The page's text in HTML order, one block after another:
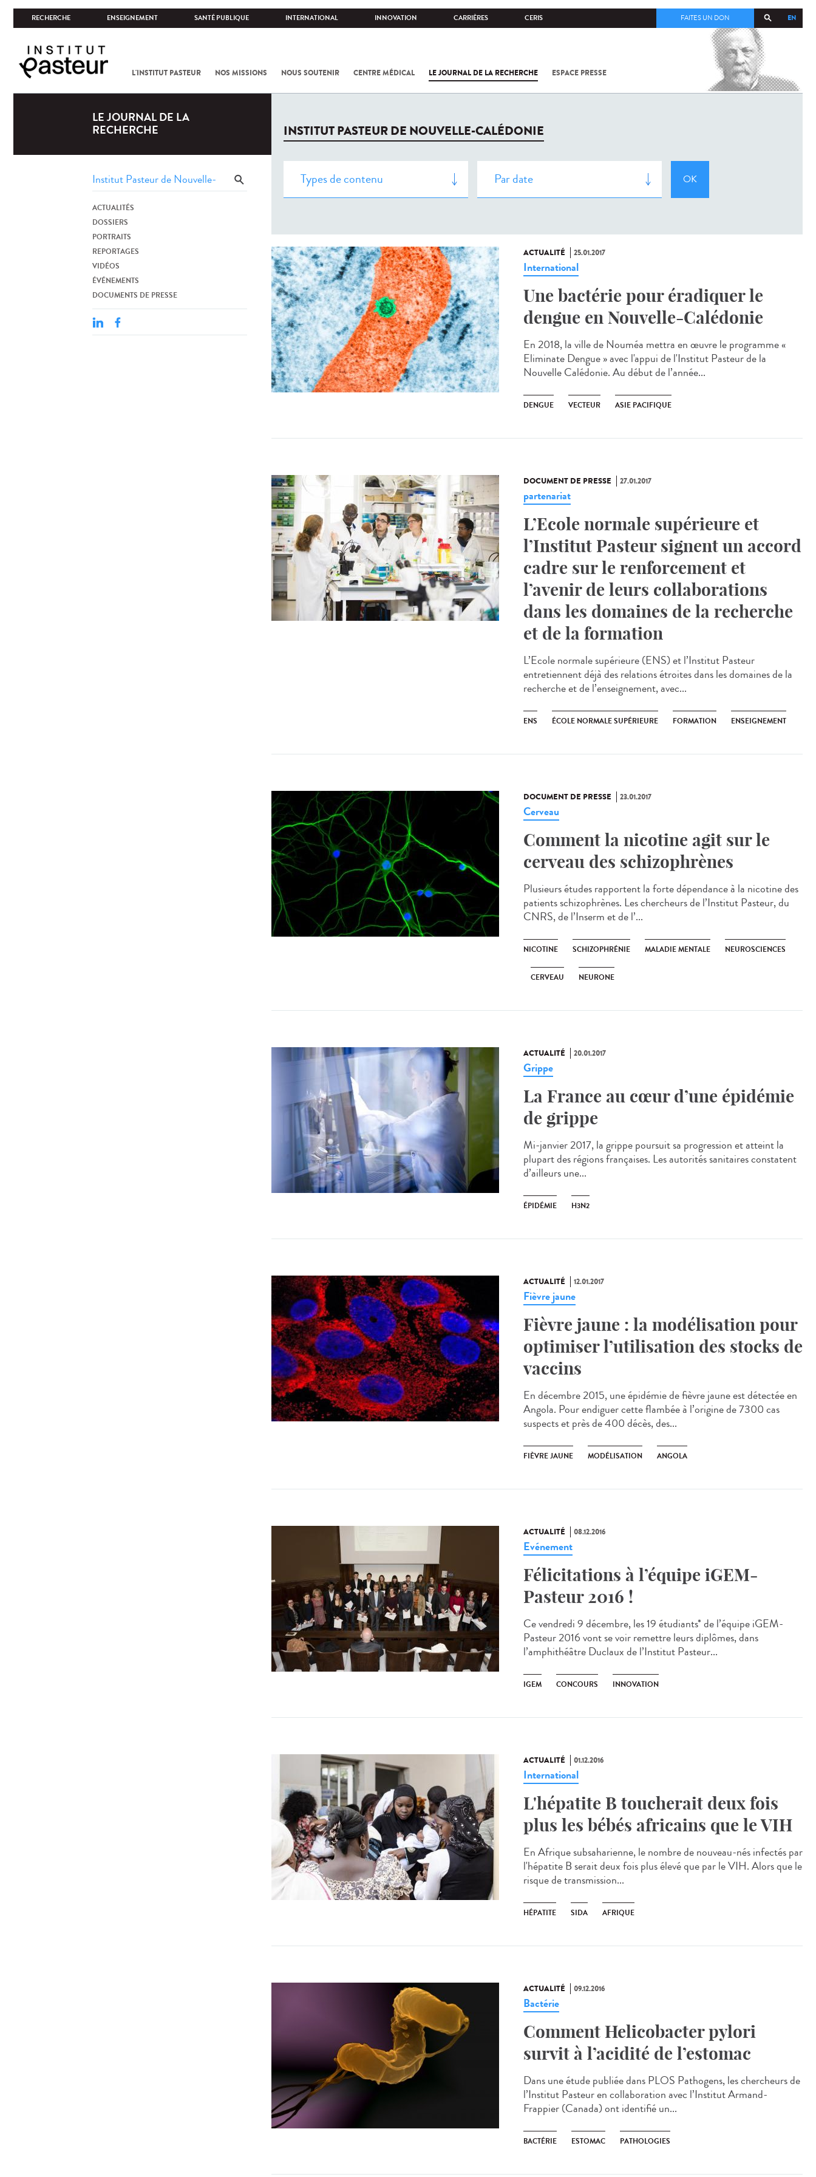
RECHERCHE ENSEIGNEMENT SANTÉ PUBLIQUE INTERNATIONAL INNOVATION CARRIÈRES CERIS EN
FAITES UN DON
L'INSTITUT PASTEUR NOS MISSIONS NOUS SOUTENIR CENTRE MÉDICAL LE JOURNAL DE LA RECHERCHE ESPACE PRESSE
COV-2 /
LE JOURNAL DE LA
RECHERCHE
ACTUALITÉS
DOSSIERS
PORTRAITS
REPORTAGES
VIDÉOS
ÉVÉNEMENTS
DOCUMENTS DE PRESSE
INSTITUT PASTEUR DE NOUVELLE-CALÉDONIE
ACTUALITÉ 25.01.2017
International
Une bactérie pour éradiquer le
dengue en Nouvelle-Calédonie
En 2018, la ville de Nouméa mettra en œuvre le programme «
Eliminate Dengue » avec l'appui de l'Institut Pasteur de la
Nouvelle Calédonie. Au début de l’année...
DENGUE VECTEUR ASIE PACIFIQUE
DOCUMENT DE PRESSE 27.01.2017
partenariat
L’Ecole normale supérieure et
l’Institut Pasteur signent un accord
cadre sur le renforcement et
l’avenir de leurs collaborations
dans les domaines de la recherche
et de la formation
L’Ecole normale supérieure (ENS) et l’Institut Pasteur
entretiennent déjà des relations étroites dans les domaines de la
recherche et de l’enseignement, avec...
ENS ÉCOLE NORMALE SUPÉRIEURE FORMATION ENSEIGNEMENT
DOCUMENT DE PRESSE 23.01.2017
Cerveau
Comment la nicotine agit sur le
cerveau des schizophrènes
Plusieurs études rapportent la forte dépendance à la nicotine des
patients schizophrènes. Les chercheurs de l’Institut Pasteur, du
CNRS, de l’Inserm et de l’...
NICOTINE SCHIZOPHRÉNIE MALADIE MENTALE NEUROSCIENCES
CERVEAU NEURONE
ACTUALITÉ 20.01.2017
Grippe
La France au cœur d’une épidémie
de grippe
Mi-janvier 2017, la grippe poursuit sa progression et atteint la
plupart des régions françaises. Les autorités sanitaires constatent
d’ailleurs une...
ÉPIDÉMIE H3N2
ACTUALITÉ 12.01.2017
Fièvre jaune
Fièvre jaune : la modélisation pour
optimiser l’utilisation des stocks de
vaccins
En décembre 2015, une épidémie de fièvre jaune est détectée en
Angola. Pour endiguer cette flambée à l’origine de 7300 cas
suspects et près de 400 décès, des...
FIÈVRE JAUNE MODÉLISATION ANGOLA
ACTUALITÉ 08.12.2016
Evénement
Félicitations à l’équipe iGEM-
Pasteur 2016 !
Ce vendredi 9 décembre, les 19 étudiants* de l’équipe iGEM-
Pasteur 2016 vont se voir remettre leurs diplômes, dans
l’amphithéâtre Duclaux de l’Institut Pasteur...
IGEM CONCOURS INNOVATION
ACTUALITÉ 01.12.2016
International
L'hépatite B toucherait deux fois
plus les bébés africains que le VIH
En Afrique subsaharienne, le nombre de nouveau-nés infectés par
l'hépatite B serait deux fois plus élevé que par le VIH. Alors que le
risque de transmission...
HÉPATITE SIDA AFRIQUE
ACTUALITÉ 09.12.2016
Bactérie
Comment Helicobacter pylori
survit à l’acidité de l’estomac
Dans une étude publiée dans PLOS Pathogens, les chercheurs de
l’Institut Pasteur en collaboration avec l’Institut Armand-
Frappier (Canada) ont identifié un...
BACTÉRIE ESTOMAC PATHOLOGIES